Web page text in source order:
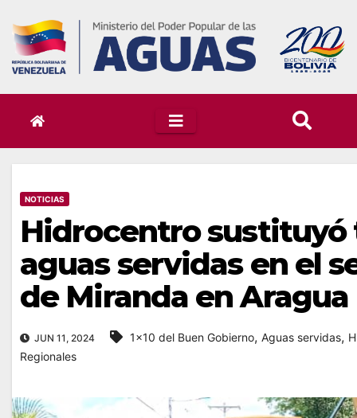
content
NOTICIAS
Hidrocentro sustituyó
aguas servidas en el
de Miranda en Aragua
JUN 11, 2024 1x10 del Buen Gobierno, Aguas servidas,
Regionales